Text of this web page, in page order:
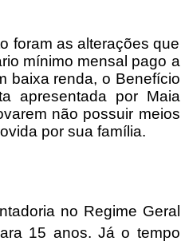
foram as alterações que
mínimo mensal pago a
baixa renda, o Benefício
apresentada por Maia
não possuir meios
por sua família.
no Regime Geral
15 anos. Já o tempo